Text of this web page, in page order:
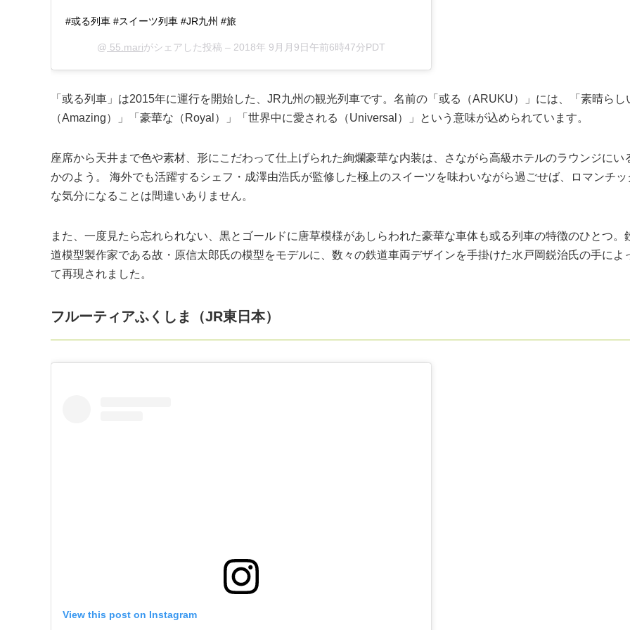
#或る列車 #スイーツ列車 #JR九州 #旅
@ 55.mariがシェアした投稿 – 2018年 9月月9日午前6時47分PDT
「或る列車」は2015年に運行を開始した、JR九州の観光列車です。名前の「或る（ARUKU）」には、「素晴らし
（Amazing）」「豪華な（Royal）」「世界中に愛される（Universal）」という意味が込められています。
座席から天井まで色や素材、形にこだわって仕上げられた絢爛豪華な内装は、さながら高級ホテルのラウンジにい
かのよう。 海外でも活躍するシェフ・成澤由浩氏が監修した極上のスイーツを味わいながら過ごせば、ロマンチッ
な気分になることは間違いありません。
また、一度見たら忘れられない、黒とゴールドに唐草模様があしらわれた豪華な車体も或る列車の特徴のひとつ。
道模型製作家である故・原信太郎氏の模型をモデルに、数々の鉄道車両デザインを手掛けた水戸岡鋭治氏の手によ
て再現されました。
フルーティアふくしま（JR東日本）
View this post on Instagram